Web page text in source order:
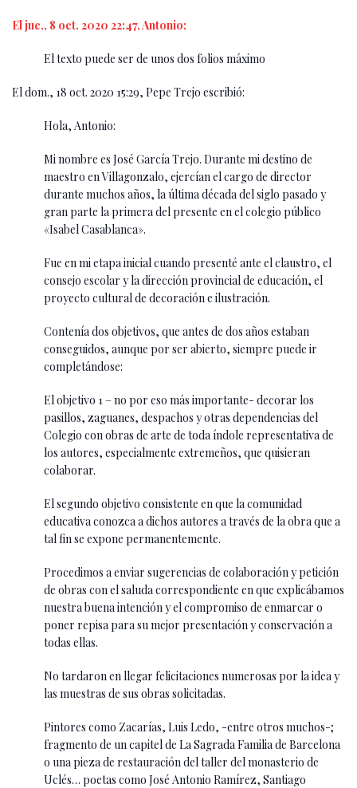
El jue., 8 oct. 2020 22:47, Antonio:
El texto puede ser de unos dos folios máximo
El dom., 18 oct. 2020 15:29, Pepe Trejo escribió:
Hola, Antonio:
Mi nombre es José García Trejo. Durante mi destino de
maestro en Villagonzalo, ejercían el cargo de director
durante muchos años, la última década del siglo pasado y
gran parte la primera del presente en el colegio público
«Isabel Casablanca».
Fue en mi etapa inicial cuando presenté ante el claustro, el
consejo escolar y la dirección provincial de educación, el
proyecto cultural de decoración e ilustración.
Contenía dos objetivos, que antes de dos años estaban
conseguidos, aunque por ser abierto, siempre puede ir
completándose:
El objetivo 1 – no por eso más importante- decorar los
pasillos, zaguanes, despachos y otras dependencias del
Colegio con obras de arte de toda índole representativa de
los autores, especialmente extremeños, que quisieran
colaborar.
El segundo objetivo consistente en que la comunidad
educativa conozca a dichos autores a través de la obra que a
tal fin se expone permanentemente.
Procedimos a enviar sugerencias de colaboración y petición
de obras con el saluda correspondiente en que explicábamos
nuestra buena intención y el compromiso de enmarcar o
poner repisa para su mejor presentación y conservación a
todas ellas.
No tardaron en llegar felicitaciones numerosas por la idea y
las muestras de sus obras solicitadas.
Pintores como Zacarías, Luis Ledo, -entre otros muchos-;
fragmento de un capitel de La Sagrada Familia de Barcelona
o una pieza de restauración del taller del monasterio de
Uclés… poetas como José Antonio Ramírez, Santiago